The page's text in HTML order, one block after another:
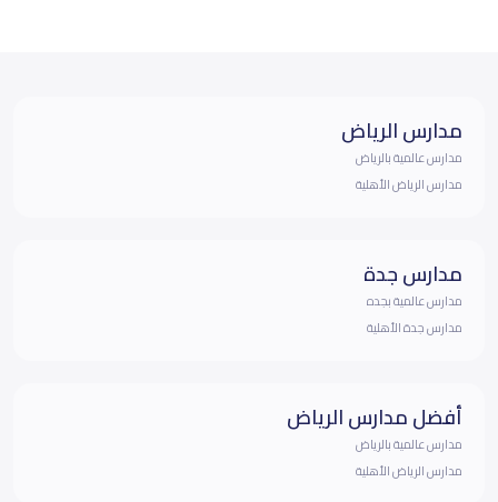
مدارس الرياض
مدارس عالمية بالرياض
مدارس الرياض الأهلية
مدارس جدة
مدارس عالمية بجده
مدارس جدة الأهلية
أفضل مدارس الرياض
مدارس عالمية بالرياض
مدارس الرياض الأهلية